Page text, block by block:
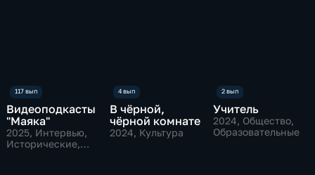
Видеоподкасты
"Маяка"
2025, Интервью,
Исторические,
В чёрной,
чёрной комнате
2024, Культура
Учитель
2024, Общество,
Образовательные